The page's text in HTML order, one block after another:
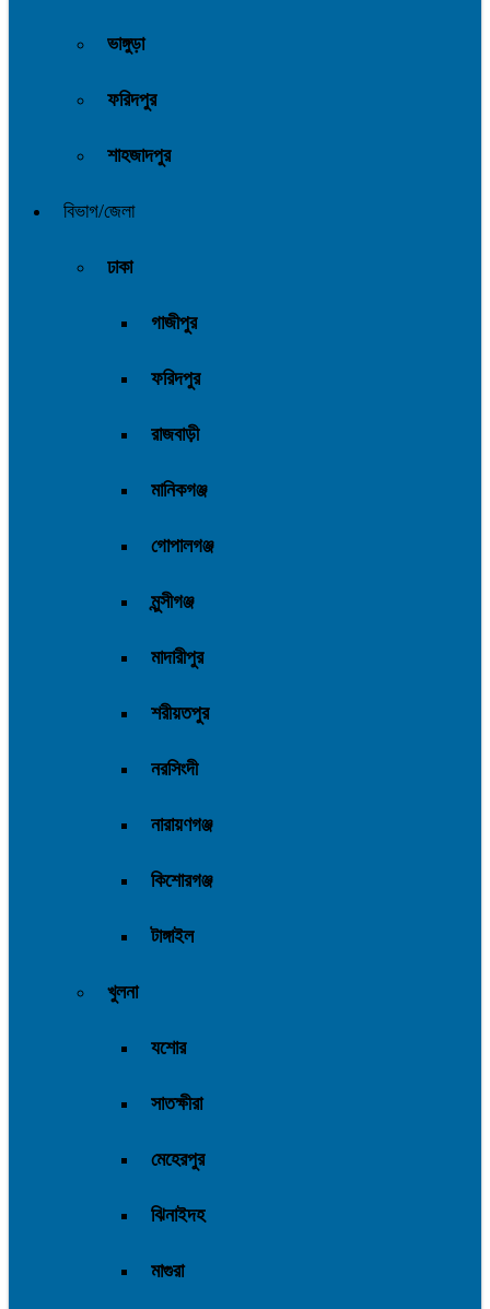
ভাঙ্গুড়া
ফরিদপুর
শাহজাদপুর
বিভাগ/জেলা
ঢাকা
গাজীপুর
ফরিদপুর
রাজবাড়ী
মানিকগঞ্জ
গোপালগঞ্জ
মুন্সীগঞ্জ
মাদারীপুর
শরীয়তপুর
নরসিংদী
নারায়ণগঞ্জ
কিশোরগঞ্জ
টাঙ্গাইল
খুলনা
যশোর
সাতক্ষীরা
মেহেরপুর
ঝিনাইদহ
মাগুরা